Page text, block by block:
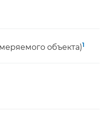
объекта)1